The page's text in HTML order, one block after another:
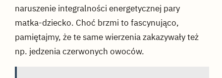
naruszenie integralności energetycznej pary
matka-dziecko. Choć brzmi to fascynująco,
pamiętajmy, że te same wierzenia zakazywały też
np. jedzenia czerwonych owoców.